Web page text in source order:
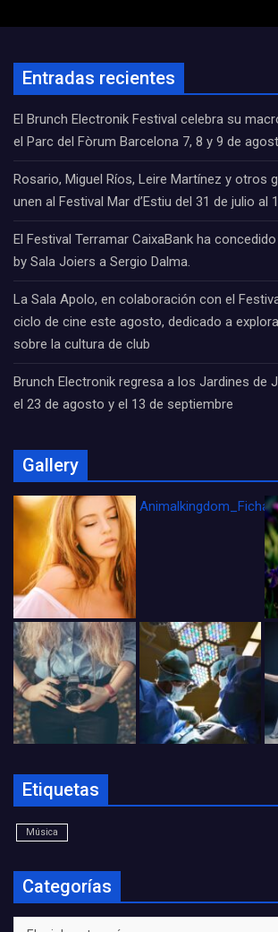
entradas
Entradas recientes
El Brunch Electronik Festival celebra su
el Parc del Fòrum Barcelona 7, 8 y 9 de
Rosario, Miguel Ríos, Leire Martínez y otros
unen al Festival Mar d’Estiu del 31 de julio al
El Festival Terramar CaixaBank ha
by Sala Joiers a Sergio Dalma.
La Sala Apolo, en colaboración con el
ciclo de cine este agosto, dedicado a
sobre la cultura de club
Brunch Electronik regresa a los Jardines de
el 23 de agosto y el 13 de septiembre
Gallery
Etiquetas
Música
Categorías
Categorías